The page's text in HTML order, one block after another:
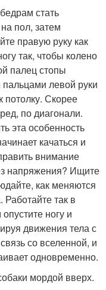
стать
пол, затем
правую руку как
так, чтобы колено
палец стопы
левой руки
потолку. Скорее
по диагонали.
эта особенность
качаться и
внимание
напряжения? Ищите
как меняются
так в
ногу и
движения тела с
со вселенной, и
одновременно.
мордой вверх.